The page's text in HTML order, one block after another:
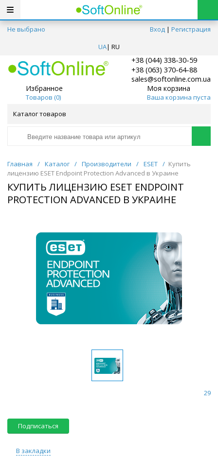
Не выбрано Вход | Регистрация
UA| RU
+38 (044) 338-30-59
+38 (063) 370-64-88
sales@softonline.com.ua
Избранное
Товаров (0)
Моя корзина
Ваша корзина пуста
Каталог товаров
Главная / Каталог / Производители / ESET / Купить
лицензию ESET Endpoint Protection Advanced в Украине
КУПИТЬ ЛИЦЕНЗИЮ ESET ENDPOINT
PROTECTION ADVANCED В УКРАИНЕ
29
Подписаться
В закладки